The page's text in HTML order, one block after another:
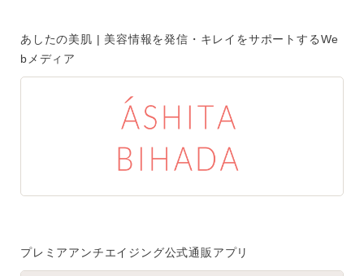
あしたの美肌 | 美容情報を発信・キレイをサポートするWe
bメディア
プレミアアンチエイジング公式通販アプリ